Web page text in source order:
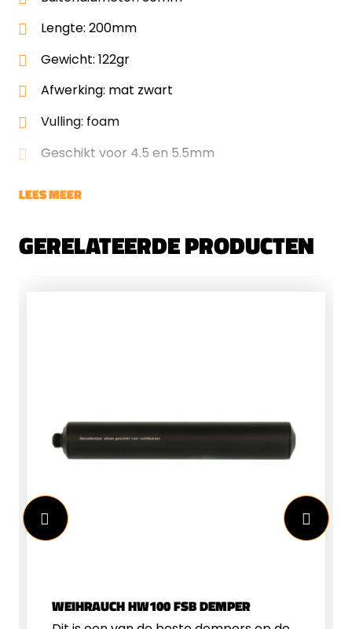
Lengte: 200mm
Gewicht: 122gr
Afwerking: mat zwart
Vulling: foam
Geschikt voor 4.5 en 5.5mm
LEES MEER
GERELATEERDE PRODUCTEN
WEIHRAUCH HW100 FSB DEMPER